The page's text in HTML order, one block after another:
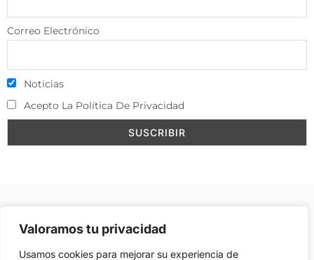
Valoramos tu privacidad
Usamos cookies para mejorar su experiencia de
Correo Electrónico
Noticias
Acepto La Política De Privacidad
Aviso Legal Política de Cookies
Publicidad